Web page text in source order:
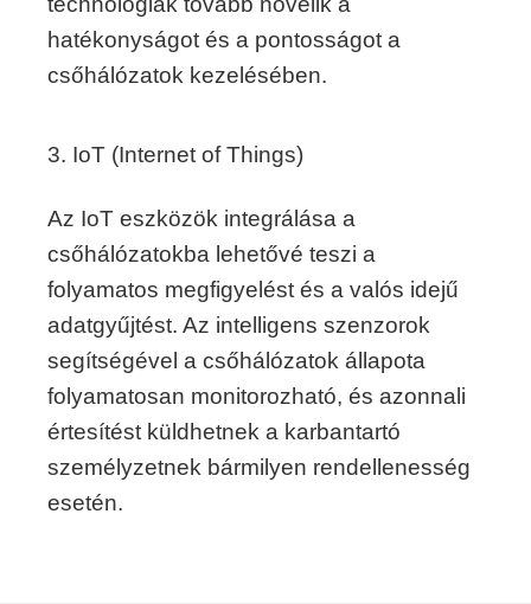
hatékonyságot és a pontosságot a
csőhálózatok kezelésében.
3. IoT (Internet of Things)
Az IoT eszközök integrálása a
csőhálózatokba lehetővé teszi a
folyamatos megfigyelést és a valós idejű
adatgyűjtést. Az intelligens szenzorok
segítségével a csőhálózatok állapota
folyamatosan monitorozható, és azonnali
értesítést küldhetnek a karbantartó
személyzetnek bármilyen rendellenesség
esetén.